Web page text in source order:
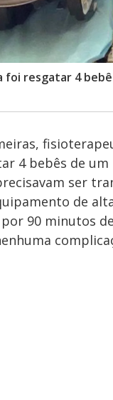
foi resgatar 4
4 bebês de
ser
de
90 minutos